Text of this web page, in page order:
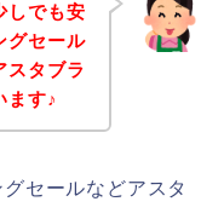
しでも安
グセール
スタブラ
ます♪
セールなどアスタ